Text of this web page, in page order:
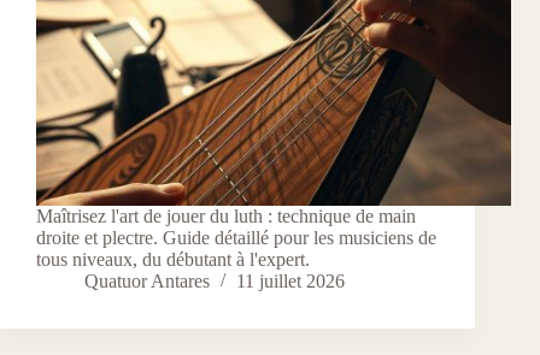
Maîtrisez l'art de jouer du luth : technique de main
droite et plectre. Guide détaillé pour les musiciens de
tous niveaux, du débutant à l'expert.
Quatuor Antares
11 juillet 2026